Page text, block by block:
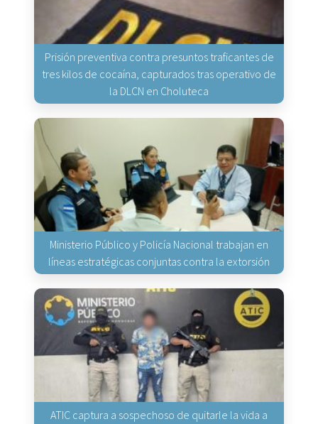
Prisión preventiva contra presuntos traficantes de
tres kilos de cocaína, capturados tras operativo de
la DLCN en Choluteca
Ministerio Público y Policía Nacional trabajan en
líneas estratégicas conjuntas contra la extorsión
ATIC captura a sospechoso de quitarle la vida a